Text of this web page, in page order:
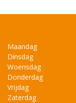
Maandag
Dinsdag
Woensdag
Donderdag
Vrijdag
Zaterdag